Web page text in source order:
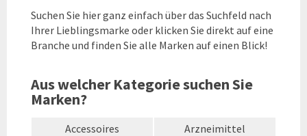
Suchen Sie hier ganz einfach über das Suchfeld nach
Ihrer Lieblingsmarke oder klicken Sie direkt auf eine
Branche und finden Sie alle Marken auf einen Blick!
Aus welcher Kategorie suchen Sie
Marken?
Accessoires
Arzneimittel